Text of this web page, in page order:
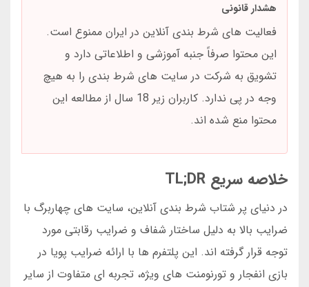
هشدار قانونی
فعالیت های شرط بندی آنلاین در ایران ممنوع است.
این محتوا صرفاً جنبه آموزشی و اطلاعاتی دارد و
تشویق به شرکت در سایت های شرط بندی را به هیچ
وجه در پی ندارد. کاربران زیر 18 سال از مطالعه این
محتوا منع شده اند.
خلاصه سریع TL;DR
در دنیای پر شتاب شرط بندی آنلاین، سایت های چهاربرگ با
ضرایب بالا به دلیل ساختار شفاف و ضرایب رقابتی مورد
توجه قرار گرفته اند. این پلتفرم ها با ارائه ضرایب پویا در
بازی انفجار و تورنومنت های ویژه، تجربه ای متفاوت از سایر